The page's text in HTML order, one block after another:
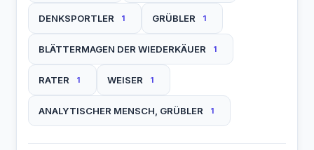
DENKSPORTLER 1 GRÜBLER 1
BLÄTTERMAGEN DER WIEDERKÄUER 1
RATER 1 WEISER 1
ANALYTISCHER MENSCH, GRÜBLER 1